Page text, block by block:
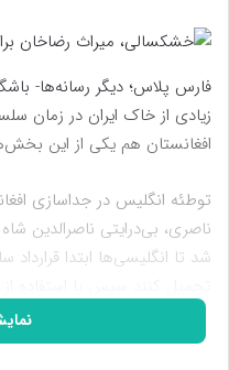
فارس پلاس؛ دیگر رسانه‌ها-
زیادی از خاک ایران در زمان
افغانستان هم یکی از این
توطئه انگلیس در جداسازی
ناصری، بی‌درایتی ناصرالدین‌
ایران و تحمیل عهدنامه پاریس،